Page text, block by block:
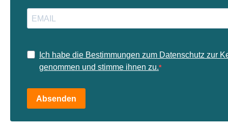
Ich habe die Bestimmungen zum Datenschutz zur
genommen und stimme ihnen zu.
Absenden